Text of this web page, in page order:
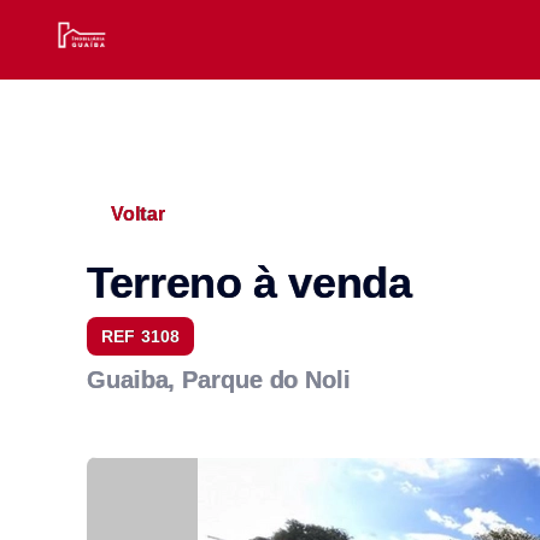
Voltar
Terreno à venda
REF 3108
Guaiba, Parque do Noli